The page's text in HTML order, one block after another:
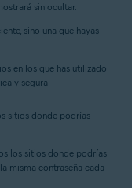
sin ocultar.
sino una que hayas
en los que has utilizado
y segura.
sitios donde podrías
los sitios donde podrías
misma contraseña cada